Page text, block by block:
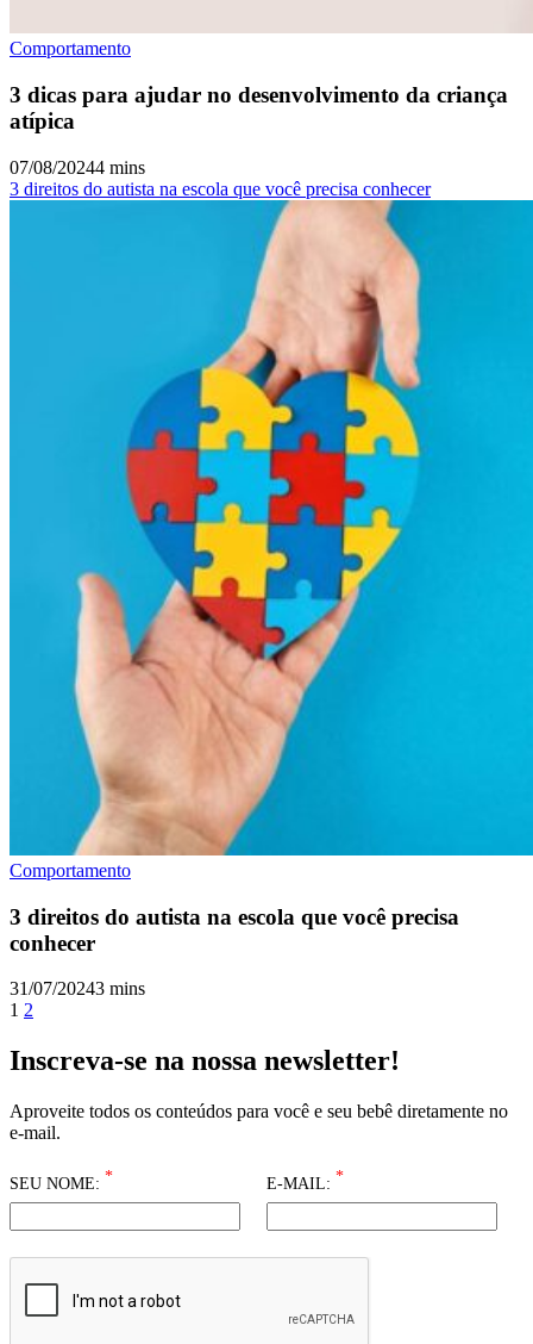
Comportamento
3 dicas para ajudar no desenvolvimento da criança
atípica
07/08/20244 mins
3 direitos do autista na escola que você precisa conhecer
Comportamento
3 direitos do autista na escola que você precisa
conhecer
31/07/20243 mins
Paginação
de
posts
1 2
Inscreva-se na nossa newsletter!
Aproveite todos os conteúdos para você e seu bebê diretamente no
e-mail.
SEU NOME: * E-MAIL: *